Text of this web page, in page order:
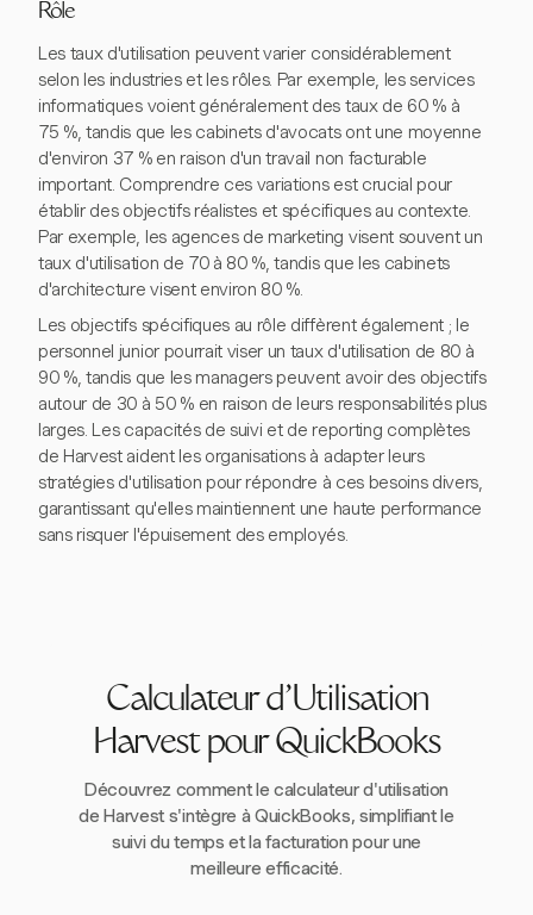
Rôle
Les taux d'utilisation peuvent varier considérablement
selon les industries et les rôles. Par exemple, les services
informatiques voient généralement des taux de 60 % à
75 %, tandis que les cabinets d'avocats ont une moyenne
d'environ 37 % en raison d'un travail non facturable
important. Comprendre ces variations est crucial pour
établir des objectifs réalistes et spécifiques au contexte.
Par exemple, les agences de marketing visent souvent un
taux d'utilisation de 70 à 80 %, tandis que les cabinets
d'architecture visent environ 80 %.
Les objectifs spécifiques au rôle diffèrent également ; le
personnel junior pourrait viser un taux d'utilisation de 80 à
90 %, tandis que les managers peuvent avoir des objectifs
autour de 30 à 50 % en raison de leurs responsabilités plus
larges. Les capacités de suivi et de reporting complètes
de Harvest aident les organisations à adapter leurs
stratégies d'utilisation pour répondre à ces besoins divers,
garantissant qu'elles maintiennent une haute performance
sans risquer l'épuisement des employés.
Calculateur d'Utilisation
Harvest pour QuickBooks
Découvrez comment le calculateur d'utilisation
de Harvest s'intègre à QuickBooks, simplifiant le
suivi du temps et la facturation pour une
meilleure efficacité.